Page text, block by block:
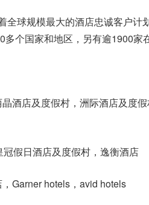
全球规模最大的酒店忠诚客户
个国家和地区，另有逾1900家
酒店及度假村，洲际酒店及度
冠假日酒店及度假村，逸衡酒店
Garner hotels，avid hotels